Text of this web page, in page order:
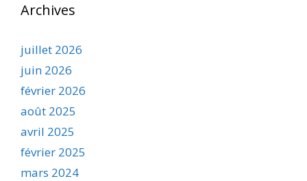
Archives
juillet 2026
juin 2026
février 2026
août 2025
avril 2025
février 2025
mars 2024